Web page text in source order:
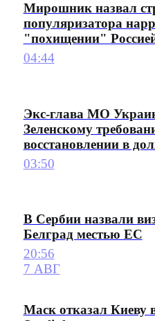
Мирошник назвал
популяризатора
"похищении"
04:44
Экс-глава МО
Зеленскому
восстановлении в
03:50
В Сербии назвали
Белград местью ЕС
20:56
7 АВГ
Маск отказал Киеву